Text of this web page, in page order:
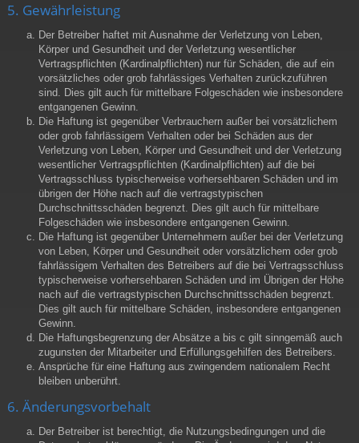
5. Gewährleistung
Der Betreiber haftet mit Ausnahme der Verletzung von Leben,
Körper und Gesundheit und der Verletzung wesentlicher
Vertragspflichten (Kardinalpflichten) nur für Schäden, die auf ein
vorsätzliches oder grob fahrlässiges Verhalten zurückzuführen
sind. Dies gilt auch für mittelbare Folgeschäden wie insbesondere
entgangenen Gewinn.
Die Haftung ist gegenüber Verbrauchern außer bei vorsätzlichem
oder grob fahrlässigem Verhalten oder bei Schäden aus der
Verletzung von Leben, Körper und Gesundheit und der Verletzung
wesentlicher Vertragspflichten (Kardinalpflichten) auf die bei
Vertragsschluss typischerweise vorhersehbaren Schäden und im
übrigen der Höhe nach auf die vertragstypischen
Durchschnittsschäden begrenzt. Dies gilt auch für mittelbare
Folgeschäden wie insbesondere entgangenen Gewinn.
Die Haftung ist gegenüber Unternehmern außer bei der Verletzung
von Leben, Körper und Gesundheit oder vorsätzlichem oder grob
fahrlässigem Verhalten des Betreibers auf die bei Vertragsschluss
typischerweise vorhersehbaren Schäden und im Übrigen der Höhe
nach auf die vertragstypischen Durchschnittsschäden begrenzt.
Dies gilt auch für mittelbare Schäden, insbesondere entgangenen
Gewinn.
Die Haftungsbegrenzung der Absätze a bis c gilt sinngemäß auch
zugunsten der Mitarbeiter und Erfüllungsgehilfen des Betreibers.
Ansprüche für eine Haftung aus zwingendem nationalem Recht
bleiben unberührt.
6. Änderungsvorbehalt
Der Betreiber ist berechtigt, die Nutzungsbedingungen und die